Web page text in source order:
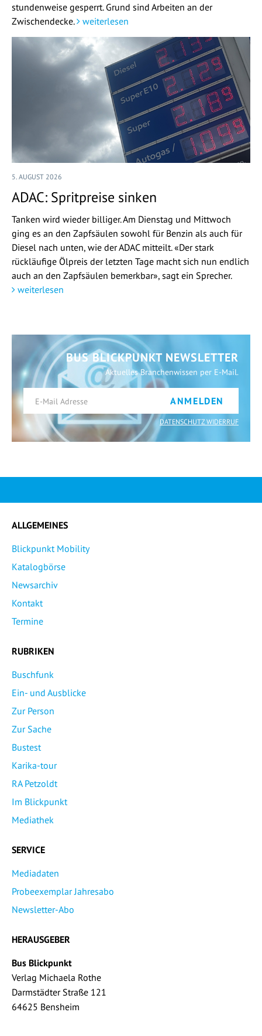
stundenweise gesperrt. Grund sind Arbeiten an der
Zwischendecke.
weiterlesen
5. AUGUST 2026
ADAC: Spritpreise sinken
Tanken wird wieder billiger. Am Dienstag und Mittwoch
ging es an den Zapfsäulen sowohl für Benzin als auch für
Diesel nach unten, wie der ADAC mitteilt. «Der stark
rückläufige Ölpreis der letzten Tage macht sich nun endlich
auch an den Zapfsäulen bemerkbar», sagt ein Sprecher.
weiterlesen
BUS BLICKPUNKT NEWSLETTER
Aktuelles Branchenwissen per E-Mail.
ANMELDEN
DATENSCHUTZ WIDERRUF
ALLGEMEINES
Blickpunkt Mobility
Katalogbörse
Newsarchiv
Kontakt
Termine
RUBRIKEN
Buschfunk
Ein- und Ausblicke
Zur Person
Zur Sache
Bustest
Karika-tour
RA Petzoldt
Im Blickpunkt
Mediathek
SERVICE
Mediadaten
Probeexemplar Jahresabo
Newsletter-Abo
HERAUSGEBER
Bus Blickpunkt
Verlag Michaela Rothe
Darmstädter Straße 121
64625 Bensheim